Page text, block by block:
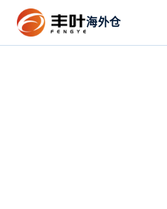
海外仓